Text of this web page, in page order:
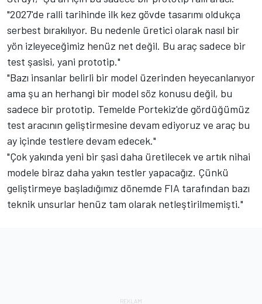
"2027'de ralli tarihinde ilk kez gövde tasarımı oldukça
serbest bırakılıyor. Bu nedenle üretici olarak nasıl bir
yön izleyeceğimiz henüz net değil. Bu araç sadece bir
test şasisi, yani prototip."
"Bazı insanlar belirli bir model üzerinden heyecanlanıyor
ama şu an herhangi bir model söz konusu değil, bu
sadece bir prototip. Temelde Portekiz'de gördüğümüz
test aracının geliştirmesine devam ediyoruz ve araç bu
ay içinde testlere devam edecek."
"Çok yakında yeni bir şasi daha üretilecek ve artık nihai
modele biraz daha yakın testler yapacağız. Çünkü
geliştirmeye başladığımız dönemde FIA tarafından bazı
teknik unsurlar henüz tam olarak netleştirilmemişti."